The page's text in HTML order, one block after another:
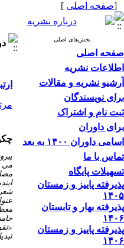
[صفحه اصلی ]
بخش‌های اصلی
صفحه اصلی
اطلاعات نشریه
آرشیو نشریه و مقالات
برای نویسندگان
ثبت نام و اشتراک
برای داوران
اسامی داوران ۱۴۰۰ به بعد
تماس با ما
تسهیلات پایگاه
پذیرفته پاییز و زمستان
۱۴۰۵
پذیرفته بهار و تابستان
۱۴۰۶
پذیرفته پاییز و زمستان
۱۴۰۶
دوره ۱۹،
می